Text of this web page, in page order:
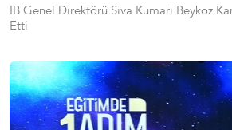
IB Genel Direktörü Siva Kumari Beykoz
Etti